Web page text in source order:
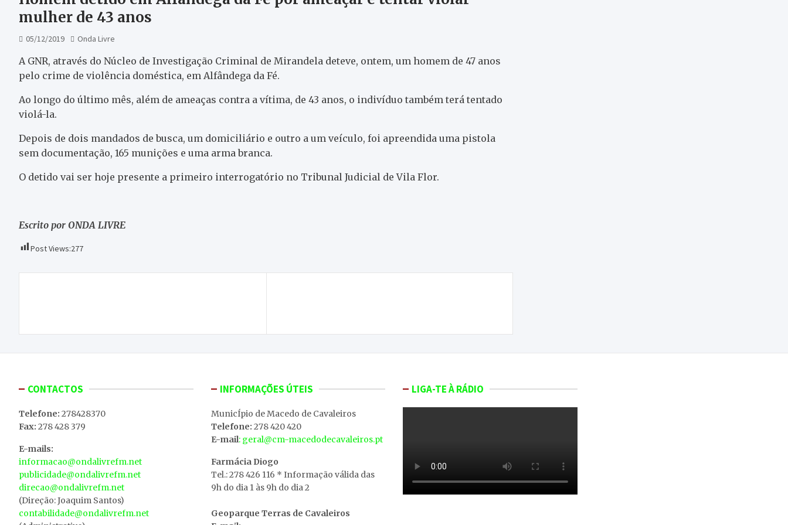
mulher de 43 anos
05/12/2019 Onda Livre
A GNR, através do Núcleo de Investigação Criminal de Mirandela deteve, ontem, um homem de 47 anos
pelo crime de violência doméstica, em Alfândega da Fé.
Ao longo do último mês, além de ameaças contra a vítima, de 43 anos, o indivíduo também terá tentado
violá-la.
Depois de dois mandados de busca, um domiciliário e outro a um veículo, foi apreendida uma pistola
sem documentação, 165 munições e uma arma branca.
O detido vai ser hoje presente a primeiro interrogatório no Tribunal Judicial de Vila Flor.
Escrito por ONDA LIVRE
Post Views:277
artigos
CONTACTOS
Telefone: 278428370
Fax: 278 428 379
E-mails:
informacao@ondalivrefm.net
publicidade@ondalivrefm.net
direcao@ondalivrefm.net
(Direção: Joaquim Santos)
contabilidade@ondalivrefm.net
INFORMAÇÕES ÚTEIS
MunicÍpio de Macedo de Cavaleiros
Telefone: 278 420 420
E-mail: geral@cm-macedodecavaleiros.pt
Farmácia Diogo
Tel.: 278 426 116 * Informação válida das
9h do dia 1 às 9h do dia 2
Geoparque Terras de Cavaleiros
LIGA-TE À RÁDIO